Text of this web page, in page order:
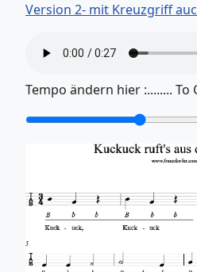
Version 2- mit Kreuzgriff
Tempo ändern hier :........ To